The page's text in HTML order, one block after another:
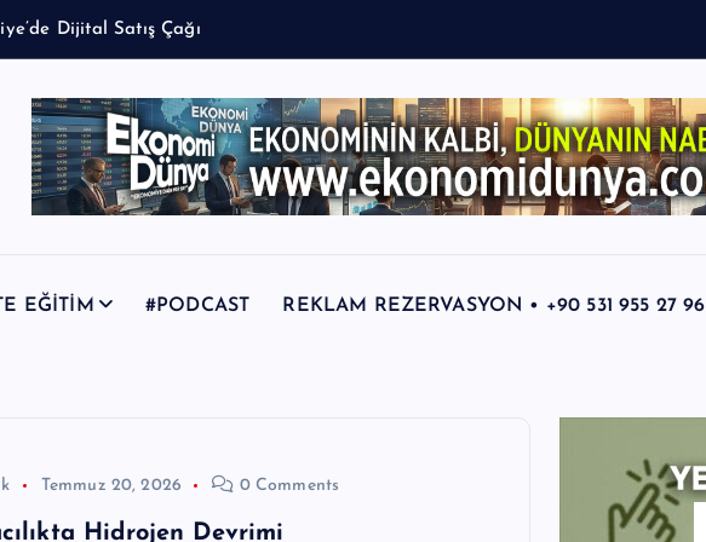
iye’de Dijita Satış Çağ ı
EĞİTİM #PODCAST REKLAM REZERVASYON • +90 531 955 27 96
Temmuz 20, 2026 0 Comments
Hidrojen Devrimi